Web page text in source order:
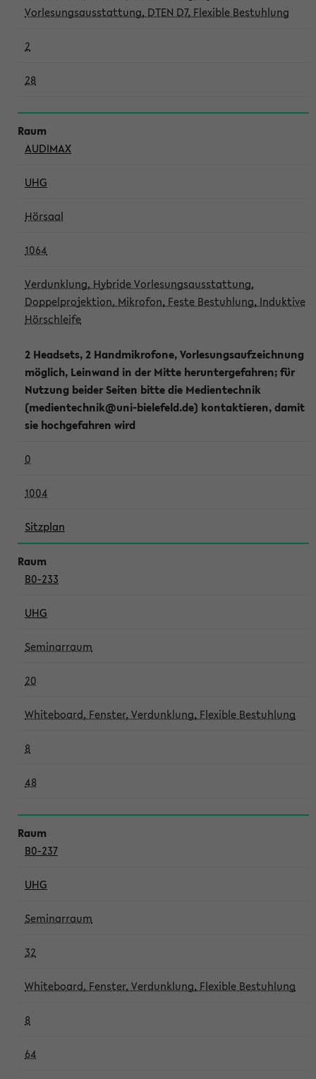
Vorlesungsausstattung, DTEN D7, Flexible Bestuhlung
2
28
AUDIMAX
UHG
Hörsaal
1064
Verdunklung, Hybride Vorlesungsausstattung,
Doppelprojektion, Mikrofon, Feste Bestuhlung, Induktive
Hörschleife
2 Headsets, 2 Handmikrofone, Vorlesungsaufzeichnung
möglich, Leinwand in der Mitte heruntergefahren; für
Nutzung beider Seiten bitte die Medientechnik
(medientechnik@uni-bielefeld.de) kontaktieren, damit
sie hochgefahren wird
0
1004
Sitzplan
B0-233
UHG
Seminarraum
20
Whiteboard, Fenster, Verdunklung, Flexible Bestuhlung
8
48
B0-237
UHG
Seminarraum
32
Whiteboard, Fenster, Verdunklung, Flexible Bestuhlung
8
64